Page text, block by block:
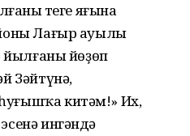
теге яғына
Лағыр ауылы
йылғаны йөҙөп
Зәйтүнә,
китәм!» Их,
ингәндә